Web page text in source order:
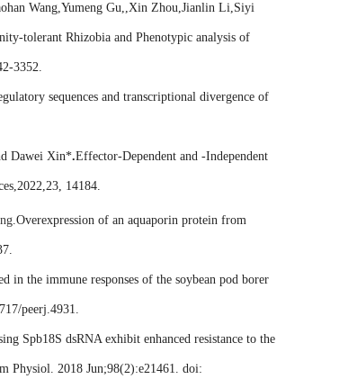
Wang,Yumeng Gu,,Xin Zhou,Jianlin Li,Siyi
tolerant Rhizobia and Phenotypic analysis of
3352.
sequences and transcriptional divergence of
Dawei Xin*.Effector-Dependent and -Independent
14184.
.Overexpression of an aquaporin protein from
in the immune responses of the soybean pod borer
peerj.4931.
Spb18S dsRNA exhibit enhanced resistance to the
Physiol. 2018 Jun;98(2):e21461. doi: